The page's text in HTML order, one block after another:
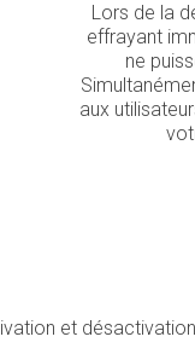
Lors de la
effrayant
ne
aux
et